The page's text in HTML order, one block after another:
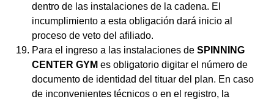
dentro de las instalaciones de la cadena. El
incumplimiento a esta obligación dará inicio al
proceso de veto del afiliado.
Para el ingreso a las instalaciones de SPINNING
CENTER GYM es obligatorio digitar el número de
documento de identidad del tituar del plan. En caso
de inconvenientes técnicos o en el registro, la